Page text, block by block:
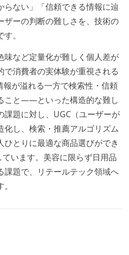
らない」「信頼できる情報に辿
ザーの判断の難しさを、技術の
。
味など定量化が難しく個人差が
で消費者の実体験が重視される
報が溢れる一方で検索性・信頼
こと——といった構造的な難し
課題に対し、UGC（ユーザーが
化し、検索・推薦アルゴリズム
とりに最適な商品選びができ
います。美容に限らず日用品
課題で、リテールテック領域へ